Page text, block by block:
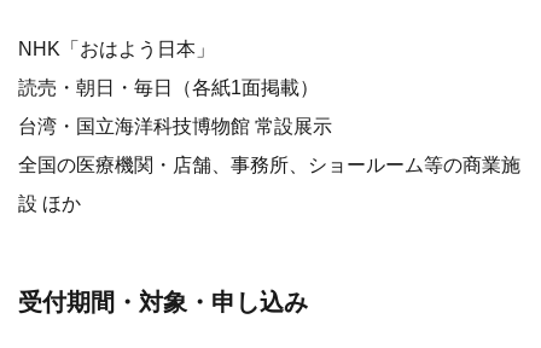
NHK「おはよう日本」
読売・朝日・毎日（各紙1面掲載）
台湾・国立海洋科技博物館 常設展示
全国の医療機関・店舗、事務所、ショールーム等の商業施
設 ほか
受付期間・対象・申し込み